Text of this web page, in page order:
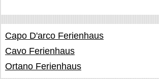
Capo D'arco Ferienhaus
Cavo Ferienhaus
Ortano Ferienhaus